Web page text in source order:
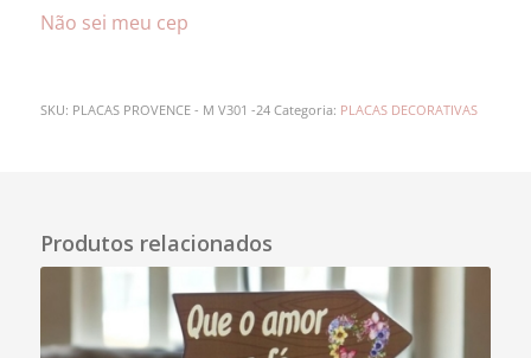
Não sei meu cep
SKU: PLACAS PROVENCE - M V301 -24 Categoria: PLACAS DECORATIVAS
Produtos relacionados